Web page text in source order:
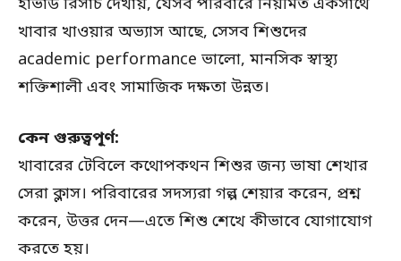
খাবার খাওয়ার অভ্যাস আছে, সেসব শিশুদের
academic performance ভালো, মানসিক স্বাস্থ্য
শক্তিশালী এবং সামাজিক দক্ষতা উন্নত।
কেন গুরুত্বপূর্ণ:
খাবারের টেবিলে কথোপকথন শিশুর জন্য ভাষা শেখার
সেরা ক্লাস। পরিবারের সদস্যরা গল্প শেয়ার করেন, প্রশ্ন
করেন, উত্তর দেন—এতে শিশু শেখে কীভাবে যোগাযোগ
করতে হয়।